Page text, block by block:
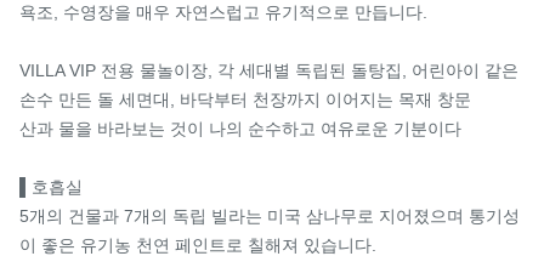
욕조, 수영장을 매우 자연스럽고 유기적으로 만듭니다.
VILLA VIP 전용 물놀이장, 각 세대별 독립된 돌탕집, 어린아이 같은
손수 만든 돌 세면대, 바닥부터 천장까지 이어지는 목재 창문
산과 물을 바라보는 것이 나의 순수하고 여유로운 기분이다
▌호흡실
5개의 건물과 7개의 독립 빌라는 미국 삼나무로 지어졌으며 통기성
이 좋은 유기농 천연 페인트로 칠해져 있습니다.